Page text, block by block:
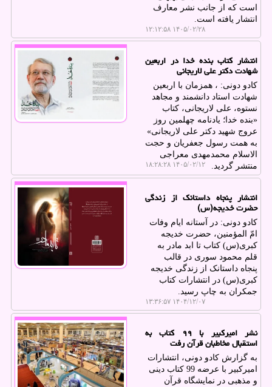
است که از جانب نشر معارف
انتشار یافته است.
۱۴۰۵/۰۲/۲۸ ۱۲:۱۲:۵۸
انتشار کتاب بنده خدا در اربعین
شهادت دکتر علی لاریجانی
کادو دونی: ، همزمان با اربعین
شهادت استاد دانشمند و مجاهد
نستوه، علی لاریجانی، کتاب
«بنده خدا؛ یادنامه چهلمین روز
عروج شهید دکتر علی لاریجانی»
به همت رسول جعفریان و حجت
الاسلام محمدمهدی معراجی
منتشر گردید.
۱۴۰۵/۰۲/۱۲ ۱۸:۲۸:۲۸
انتشار پنجاه داستانک از زندگی
حضرت خدیجه(س)
کادو دونی: در آستانه ایام وفات
امّ المؤمنین، حضرت خدیجه
کبری(س) کتاب تا ابد مادر به
قلم محمود سوری در قالب
پنجاه داستانک از زندگی خدیجه
کبری(س) در انتشارات کتاب
جمکران به چاپ رسید.
۱۴۰۴/۱۲/۰۷ ۱۳:۳۶:۵۷
نشر امیرکبیر با ۹۹ کتاب به
استقبال مخاطبان قرآن رفت
به گزارش کادو دونی، انتشارات
امیرکبیر با عرضه 99 کتاب دینی
و مذهبی در نمایشگاه قرآن